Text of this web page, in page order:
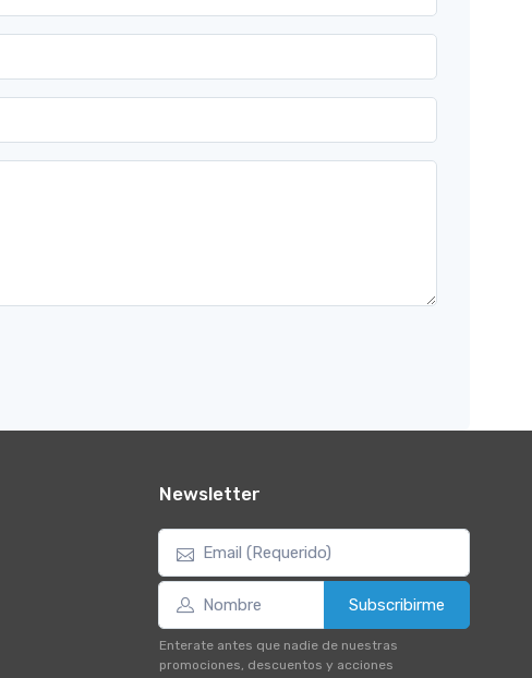
Newsletter
Subscribirme
Enterate antes que nadie de nuestras
promociones, descuentos y acciones